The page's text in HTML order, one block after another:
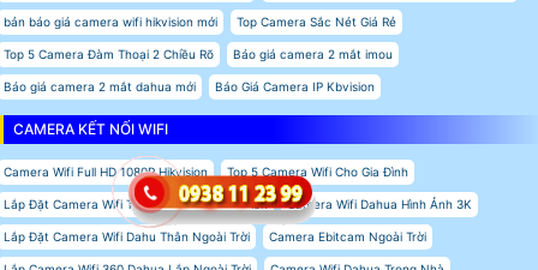
bản báo giá camera wifi hikvision mới Top Camera Sắc Nét Giá Rẻ
Top 5 Camera Đàm Thoại 2 Chiều Rõ Báo giá camera 2 mắt imou
Báo giá camera 2 mắt dahua mới Báo Giá Camera IP Kbvision
CAMERA KẾT NỐI WIFI
Camera Wifi Full HD 1080P Hikvision Top 5 Camera Wifi Cho Gia Đình
Lắp Đặt Camera Wifi Thân Ngoài Trời Kbvision Camera Wifi Dahua Hình Ảnh 3K
Lắp Đặt Camera Wifi Dahu Thân Ngoài Trời Camera Ebitcam Ngoài Trời